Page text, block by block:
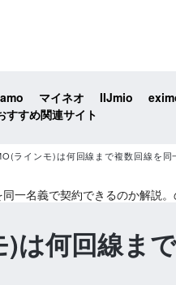
マイネオ IIJmio
すすめ関連サイト
ラインモ)は何回線まで複数回線を同
は何回線ま